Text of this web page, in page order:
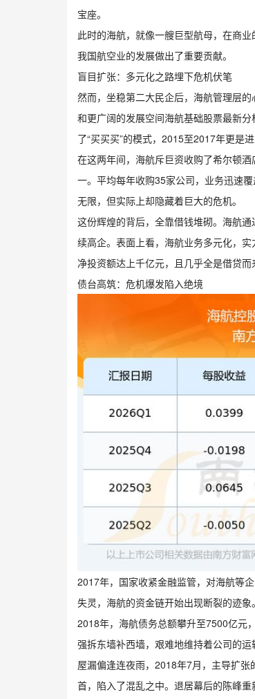
宝座。
此时的海航，就像一艘巨型航母，在商
我国航空业的发展做出了重要贡献。
盲目扩张：多元化之路埋下危机伏笔
然而，坐稳第二大民企后，海航管理层
和更广阔的发展空间海航基础股票最新
了“买买买”的模式，2015至2017年更是
在这两年间，海航斥巨资收购了希尔顿
一。平均每年收购35家公司，业务迅速
无限，但实际上却隐藏着巨大的危机。
这份辉煌的背后，全靠借钱堆砌。海航
续高企。表面上看，海航业务多元化，
净投资额达上千亿元，且几乎全是借贷
债台高筑：危机爆发陷入绝境
2017年，国家收紧金融监管，对海航等
失灵，海航的资金链开始出现断裂的迹象。
2018年，海航债务总额攀升至7500亿元
强拆东墙补西墙，艰难地维持着公司的运
屋漏偏逢连夜雨，2018年7月，主导扩
首，陷入了混乱之中。退居幕后的陈峰